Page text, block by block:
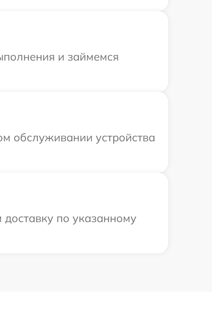
и займемся
обслуживании устройства
по указанному